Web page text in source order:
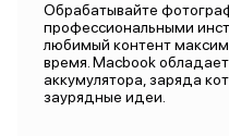
Обрабатывайте
профессиональными
любимый контент
время. Macbook
аккумулятора, заряда
заурядные идеи.